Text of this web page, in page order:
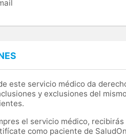
este servicio médico da
y exclusiones del
el servicio médico,
como paciente de